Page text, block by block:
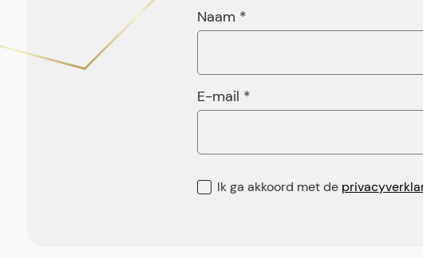
Naam *
E-mail *
Ik ga akkoord met de